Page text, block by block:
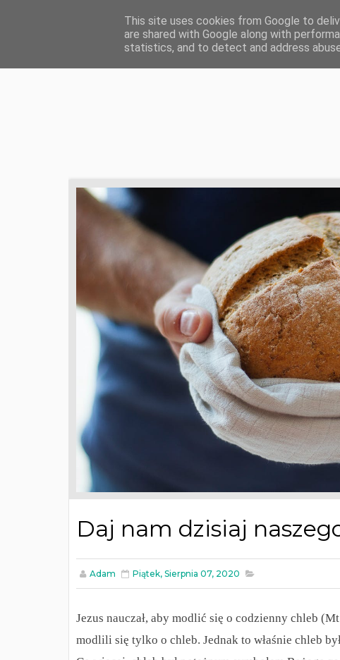
ŻYCIE CHRZEŚCIJAŃSKIE
Daj nam dzisiaj
Adam Piątek, Sierpnia 07, 2020
Jezus nauczał, aby modlić się o codzienny chleb
modlili się tylko o chleb. Jednak to właśnie chleb
This site uses cookies from Google to
are shared with Google along with
statistics, and to detect and address